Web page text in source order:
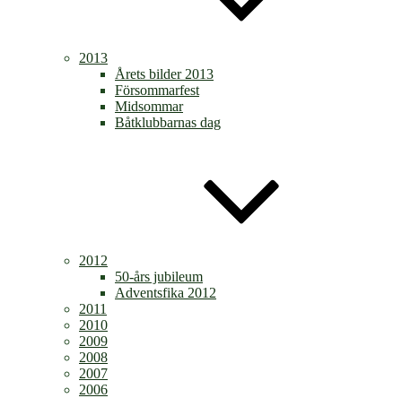
2013
Årets bilder 2013
Försommarfest
Midsommar
Båtklubbarnas dag
2012
50-års jubileum
Adventsfika 2012
2011
2010
2009
2008
2007
2006